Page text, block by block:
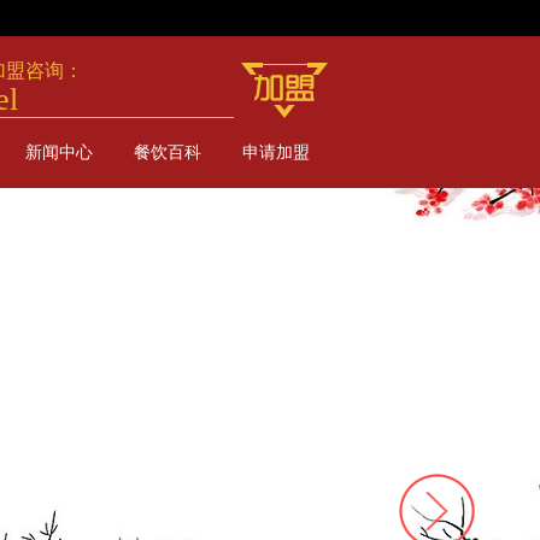
盟咨询：
新闻中心 餐饮百科 申请加盟